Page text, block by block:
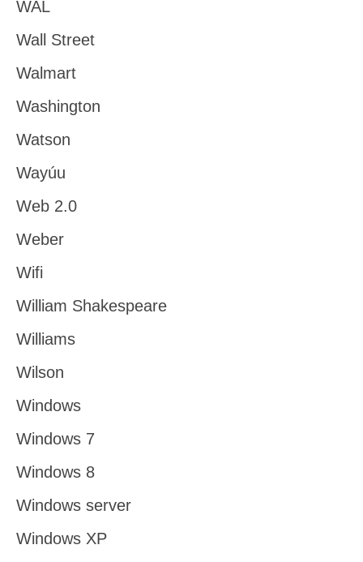
WAL
Wall Street
Walmart
Washington
Watson
Wayúu
Web 2.0
Weber
Wifi
William Shakespeare
Williams
Wilson
Windows
Windows 7
Windows 8
Windows server
Windows XP